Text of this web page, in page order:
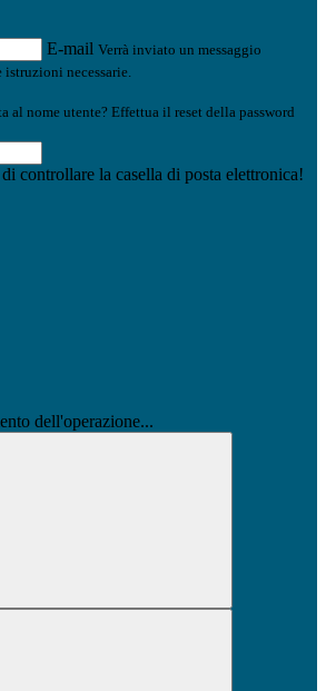
E-mail Verrà inviato un messaggio
necessarie.
al nome utente? Effettua il reset della password
controllare la casella di posta elettronica!
dell'operazione...